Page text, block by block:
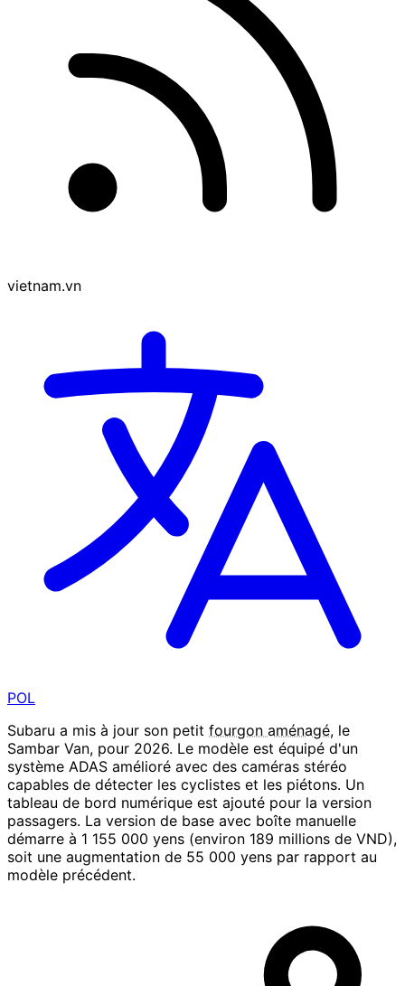
vietnam.vn
POL
Subaru a mis à jour son petit fourgon aménagé, le
Sambar Van, pour 2026. Le modèle est équipé d'un
système ADAS amélioré avec des caméras stéréo
capables de détecter les cyclistes et les piétons. Un
tableau de bord numérique est ajouté pour la version
passagers. La version de base avec boîte manuelle
démarre à 1 155 000 yens (environ 189 millions de VND),
soit une augmentation de 55 000 yens par rapport au
modèle précédent.